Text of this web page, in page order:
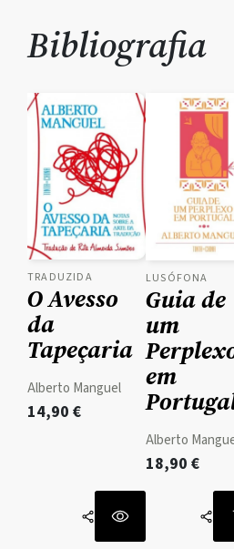
Bibliografia
TRADUZIDA
O Avesso
da
Tapeçaria
Alberto Manguel
14,90 €
LUSÓFONA
Guia de
um
em
Alberto
18,90 €